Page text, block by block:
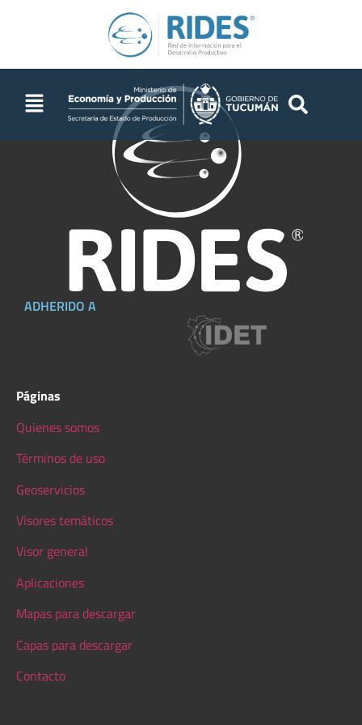
ADHERIDO A
Páginas
Quienes somos
Términos de uso
Geoservicios
Visores temáticos
Visor general
Aplicaciones
Mapas para descargar
Capas para descargar
Contacto